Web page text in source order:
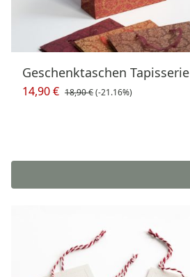
Geschenktaschen Tapisserie
14,90 € 18,90 €(-21.16%)